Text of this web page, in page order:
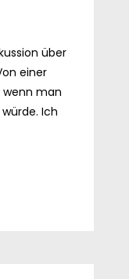
über
einer
wenn man
Ich